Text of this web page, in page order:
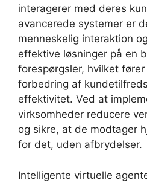
interagerer med deres
avancerede systemer er
menneskelig interaktion
effektive løsninger på en
forespørgsler, hvilket
forbedring af
effektivitet. Ved at
virksomheder reducere
og sikre, at de modtager
for det, uden afbrydelser.
Intelligente virtuelle